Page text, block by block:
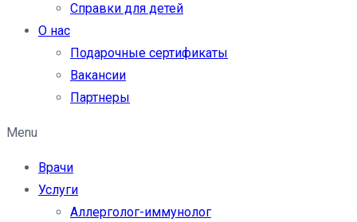
Справки для детей
О нас
Подарочные сертификаты
Вакансии
Партнеры
Menu
Врачи
Услуги
Аллерголог-иммунолог